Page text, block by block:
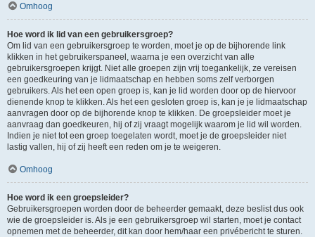
Omhoog
Hoe word ik lid van een gebruikersgroep?
Om lid van een gebruikersgroep te worden, moet je op de bijhorende link
klikken in het gebruikerspaneel, waarna je een overzicht van alle
gebruikersgroepen krijgt. Niet alle groepen zijn vrij toegankelijk, ze vereisen
een goedkeuring van je lidmaatschap en hebben soms zelf verborgen
gebruikers. Als het een open groep is, kan je lid worden door op de hiervoor
dienende knop te klikken. Als het een gesloten groep is, kan je je lidmaatschap
aanvragen door op de bijhorende knop te klikken. De groepsleider moet je
aanvraag dan goedkeuren, hij of zij vraagt mogelijk waarom je lid wil worden.
Indien je niet tot een groep toegelaten wordt, moet je de groepsleider niet
lastig vallen, hij of zij heeft een reden om je te weigeren.
Omhoog
Hoe word ik een groepsleider?
Gebruikersgroepen worden door de beheerder gemaakt, deze beslist dus ook
wie de groepsleider is. Als je een gebruikersgroep wil starten, moet je contact
opnemen met de beheerder, dit kan door hem/haar een privébericht te sturen.